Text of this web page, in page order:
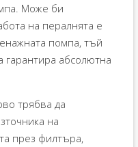
Може би
на пералнята е
помпа, тъй
абсолютна
трябва да
на
през филтъра,